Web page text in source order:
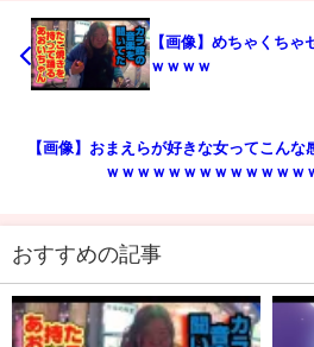
【画像】めちゃくち
ｗｗｗｗ
【画像】おまえらが好きな女ってこんな
ｗｗｗｗｗｗｗｗｗｗｗｗｗ
おすすめの記事